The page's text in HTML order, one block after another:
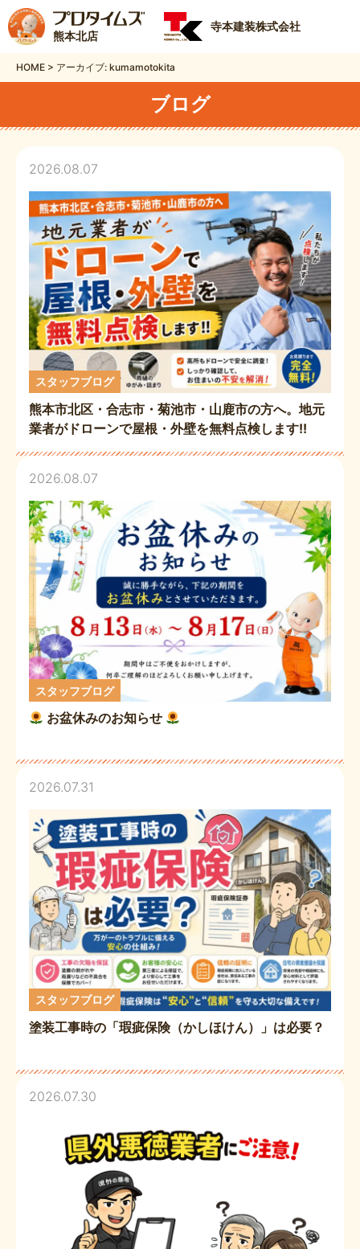
熊本北店
寺本建装株式会社
HOME > アーカイブ: kumamotokita
ブログ
2026.08.07
スタッフブログ
熊本市北区・合志市・菊池市・山鹿市の方へ。地元
業者がドローンで屋根・外壁を無料点検します!!
2026.08.07
スタッフブログ
お盆休みのお知らせ
2026.07.31
スタッフブログ
塗装工事時の「瑕疵保険（かしほけん）」は必要？
2026.07.30